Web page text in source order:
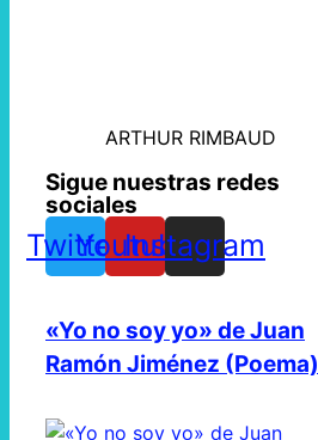
ARTHUR RIMBAUD
Sigue nuestras redes
sociales
TwitterYoutube
Instagram
«Yo no soy yo» de Juan
Ramón Jiménez (Poema)